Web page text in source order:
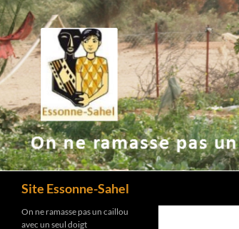
Site Essonne-Sahel
On ne ramasse pas un caillou
avec un seul doigt